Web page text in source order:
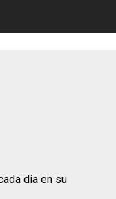
día en su